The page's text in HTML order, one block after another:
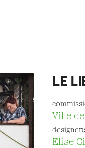
LE
Ville
Elise